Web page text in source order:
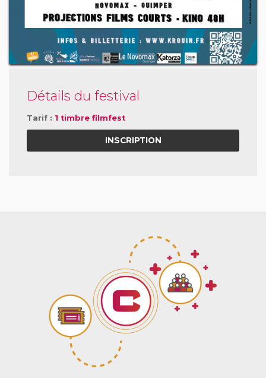
Détails du festival
Tarif : 1 timbre filmfest
INSCRIPTION